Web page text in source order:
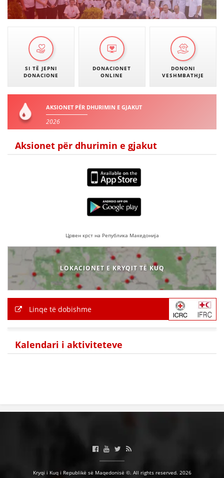
SI TË JEPNI
DONACIONE
DONACIONET
ONLINE
DONONI
VESHMBATHJE
AKSIONET PËR DHURIMIN E GJAKUT
2026
Aksionet për dhurimin e gjakut
Црвен крст на Република Македонија
LOKACIONET E KRYQIT TË KUQ
Linqe të dobishme
Kalendari i aktiviteteve
Kryqi i Kuq i Republikë së Maqedonisë ©. All rights reserved. 2026